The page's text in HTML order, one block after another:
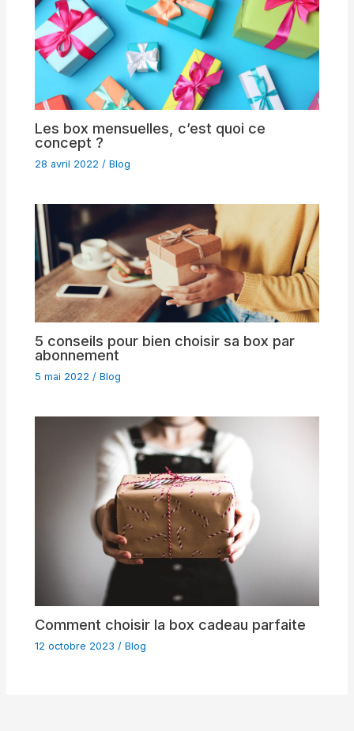
Les box mensuelles, c’est quoi ce
concept ?
28 avril 2022/Blog
5 conseils pour bien choisir sa box par
abonnement
5 mai 2022/Blog
Comment choisir la box cadeau parfaite
12 octobre 2023/Blog